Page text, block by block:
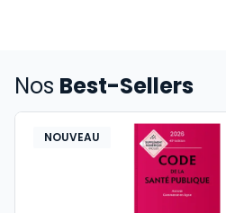
Nos Best-Sellers
NOUVEAU